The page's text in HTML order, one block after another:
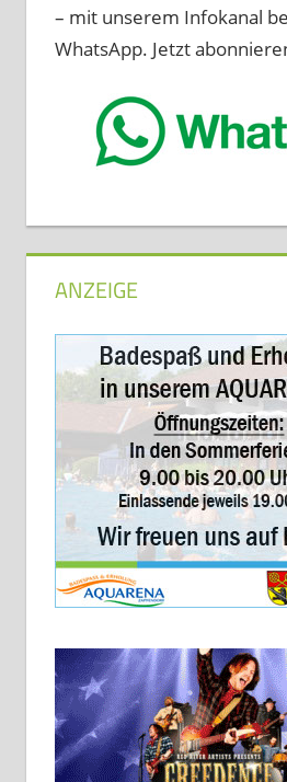
– mit unserem Infokanal
WhatsApp. Jetzt
ANZEIGE